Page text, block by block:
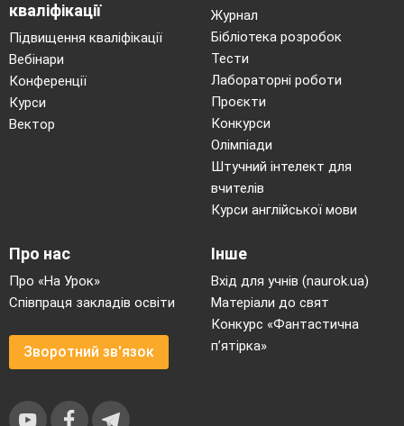
кваліфікації
Підвищення кваліфікації
Вебінари
Конференції
Курси
Вектор
Журнал
Бібліотека розробок
Тести
Лабораторні роботи
Проєкти
Конкурси
Олімпіади
Штучний інтелект для
вчителів
Курси англійської мови
Про нас
Про «На Урок»
Співпраця закладів освіти
Зворотний зв'язок
Інше
Вхід для учнів (naurok.ua)
Матеріали до свят
Конкурс «Фантастична
п’ятірка»